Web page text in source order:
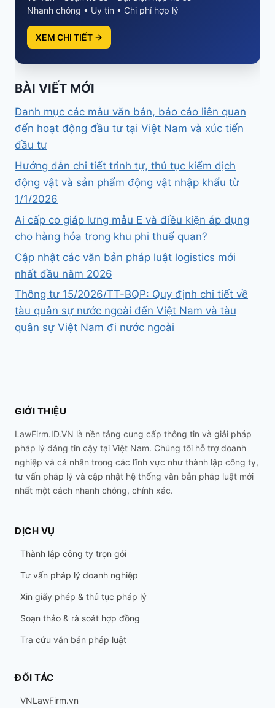
Nhanh chóng • Uy tín • Chi phí hợp lý
XEM CHI TIẾT →
BÀI VIẾT MỚI
Danh mục các mẫu văn bản, báo cáo liên quan
đến hoạt động đầu tư tại Việt Nam và xúc tiến
đầu tư
Hướng dẫn chi tiết trình tự, thủ tục kiểm dịch
động vật và sản phẩm động vật nhập khẩu từ
1/1/2026
Ai cấp co giáp lưng mẫu E và điều kiện áp dụng
cho hàng hóa trong khu phi thuế quan?
Cập nhật các văn bản pháp luật logistics mới
nhất đầu năm 2026
Thông tư 15/2026/TT-BQP: Quy định chi tiết về
tàu quân sự nước ngoài đến Việt Nam và tàu
quân sự Việt Nam đi nước ngoài
GIỚI THIỆU
LawFirm.ID.VN là nền tảng cung cấp thông tin và giải pháp
pháp lý đáng tin cậy tại Việt Nam. Chúng tôi hỗ trợ doanh
nghiệp và cá nhân trong các lĩnh vực như thành lập công ty,
tư vấn pháp lý và cập nhật hệ thống văn bản pháp luật mới
nhất một cách nhanh chóng, chính xác.
DỊCH VỤ
Thành lập công ty trọn gói
Tư vấn pháp lý doanh nghiệp
Xin giấy phép & thủ tục pháp lý
Soạn thảo & rà soát hợp đồng
Tra cứu văn bản pháp luật
ĐỐI TÁC
VNLawFirm.vn